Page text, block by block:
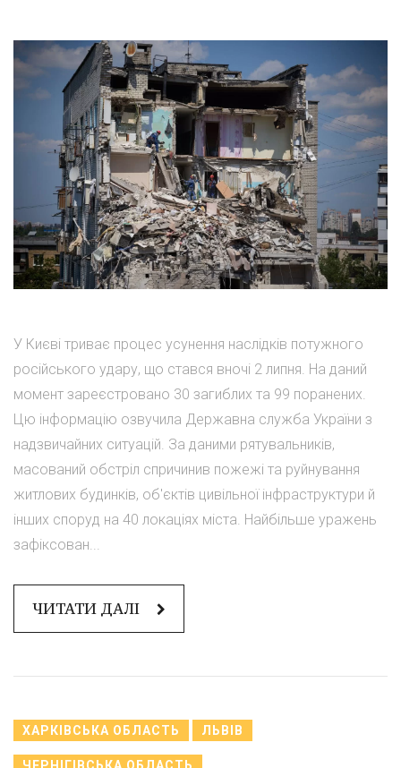
У Києві триває процес усунення наслідків потужного
російського удару, що стався вночі 2 липня. На даний
момент зареєстровано 30 загиблих та 99 поранених.
Цю інформацію озвучила Державна служба України з
надзвичайних ситуацій. За даними рятувальників,
масований обстріл спричинив пожежі та руйнування
житлових будинків, об'єктів цивільної інфраструктури й
інших споруд на 40 локаціях міста. Найбільше уражень
зафіксован...
ЧИТАТИ ДАЛІ
ХАРКІВСЬКА ОБЛАСТЬ ЛЬВІВ